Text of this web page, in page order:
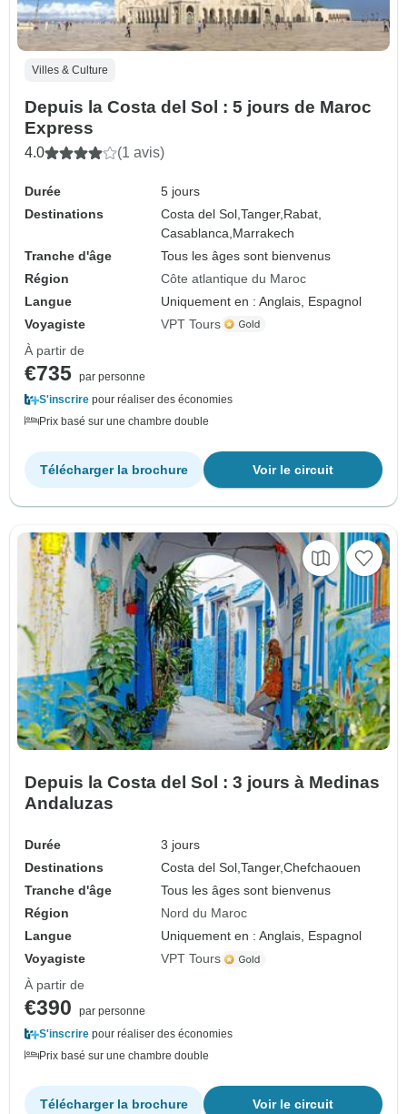
Villes & Culture
Depuis la Costa del Sol : 5 jours de Maroc
Express
4.0 (1 avis)
Durée
5 jours
Destinations
Costa del Sol,Tanger, Rabat,
Casablanca, Marrakech
Tranche d'âge
Tous les âges sont bienvenus
Région
Côte atlantique du Maroc
Langue
Uniquement en : Anglais, Espagnol
Voyagiste
VPT Tours
À partir de
€735 par personne
S'inscrire pour réaliser des économies
Prix basé sur une chambre double
Voir le circuit
Télécharger la brochure
Depuis la Costa del Sol : 3 jours à Medinas
Andaluzas
Durée
3 jours
Destinations
Costa del Sol,Tanger,Chefchaouen
Tranche d'âge
Tous les âges sont bienvenus
Région
Nord du Maroc
Langue
Uniquement en : Anglais, Espagnol
Voyagiste
VPT Tours
À partir de
€390
par personne
S'inscrire pour réaliser des économies
Prix basé sur une chambre double
Voir le circuit
Télécharger la brochure